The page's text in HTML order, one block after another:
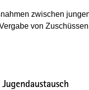
zwischen
von
geöffnet)